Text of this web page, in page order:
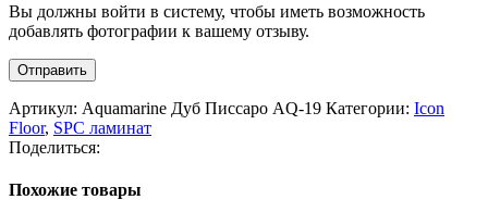
Вы должны войти в систему, чтобы иметь возможность
добавлять фотографии к вашему отзыву.
Артикул: Aquamarine Дуб Писсаро AQ-19 Категории: Icon
Floor, SPC ламинат
Поделиться:
Похожие товары